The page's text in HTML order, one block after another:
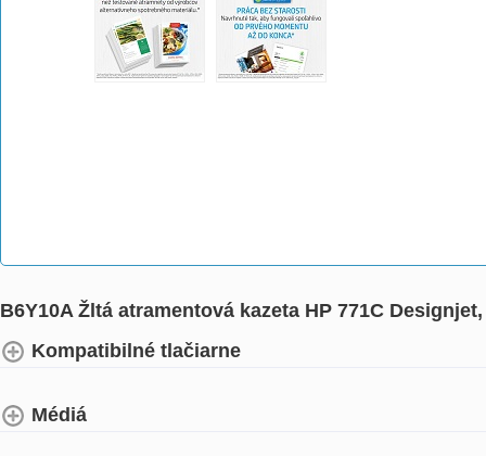
B6Y10A Žltá atramentová kazeta HP 771C
Kompatibilné tlačiarne
Médiá